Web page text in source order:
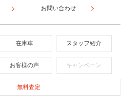
お問い合わせ
在庫車 スタッフ紹介
お客様の声 キャンペーン
無料査定